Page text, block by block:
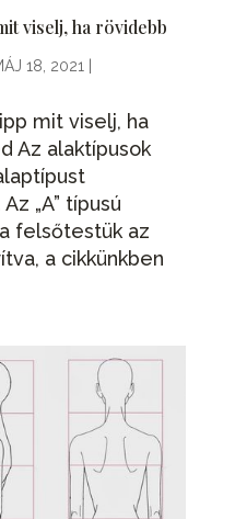
viselj, ha rövidebb
18, 2021 |
mit viselj, ha
Az alaktípusok
„A” típusú
felsőtestük az
a cikkünkben